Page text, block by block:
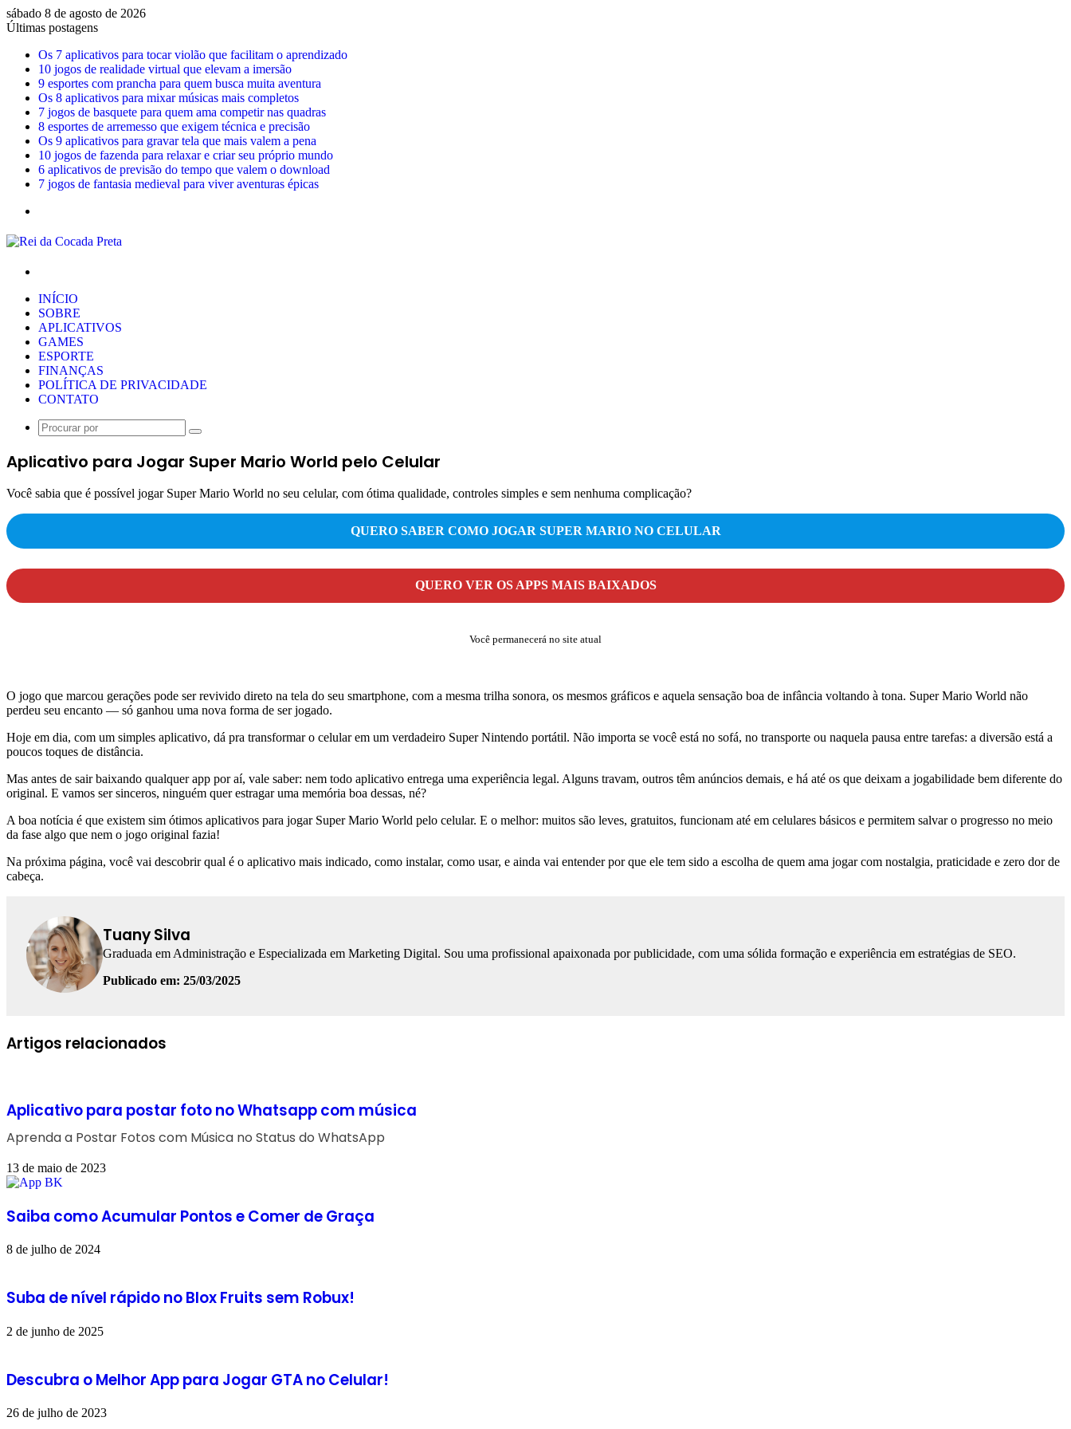
sábado 8 de agosto de 2026
Últimas postagens
Os 7 aplicativos para tocar violão que facilitam o aprendizado
10 jogos de realidade virtual que elevam a imersão
9 esportes com prancha para quem busca muita aventura
Os 8 aplicativos para mixar músicas mais completos
7 jogos de basquete para quem ama competir nas quadras
8 esportes de arremesso que exigem técnica e precisão
Os 9 aplicativos para gravar tela que mais valem a pena
10 jogos de fazenda para relaxar e criar seu próprio mundo
6 aplicativos de previsão do tempo que valem o download
7 jogos de fantasia medieval para viver aventuras épicas
INÍCIO
SOBRE
APLICATIVOS
GAMES
ESPORTE
FINANÇAS
POLÍTICA DE PRIVACIDADE
CONTATO
Procurar
Aplicativo para Jogar Super Mario World pelo Celular
Você sabia que é possível jogar Super Mario World no seu celular, com ótima qualidade, controles simples e sem nenhuma complicação?
QUERO SABER COMO JOGAR SUPER MARIO NO CELULAR
QUERO VER OS APPS MAIS BAIXADOS
Você permanecerá no site atual
O jogo que marcou gerações pode ser revivido direto na tela do seu smartphone, com a mesma trilha sonora, os mesmos gráficos e aquela sensação boa de infância voltando à tona. Super Mario World não
perdeu seu encanto — só ganhou uma nova forma de ser jogado.
Hoje em dia, com um simples aplicativo, dá pra transformar o celular em um verdadeiro Super Nintendo portátil. Não importa se você está no sofá, no transporte ou naquela pausa entre tarefas: a diversão está a
poucos toques de distância.
Mas antes de sair baixando qualquer app por aí, vale saber: nem todo aplicativo entrega uma experiência legal. Alguns travam, outros têm anúncios demais, e há até os que deixam a jogabilidade bem diferente do
original. E vamos ser sinceros, ninguém quer estragar uma memória boa dessas, né?
A boa notícia é que existem sim ótimos aplicativos para jogar Super Mario World pelo celular. E o melhor: muitos são leves, gratuitos, funcionam até em celulares básicos e permitem salvar o progresso no meio
da fase algo que nem o jogo original fazia!
Na próxima página, você vai descobrir qual é o aplicativo mais indicado, como instalar, como usar, e ainda vai entender por que ele tem sido a escolha de quem ama jogar com nostalgia, praticidade e zero dor de
cabeça.
Tuany Silva
Graduada em Administração e Especializada em Marketing Digital. Sou uma profissional apaixonada por publicidade, com uma sólida formação e experiência em estratégias de SEO.
Publicado em: 25/03/2025
Facebook
Linkedin
WhatsApp
Telegram
Artigos relacionados
Aplicativo para postar foto no Whatsapp com música
Aprenda a Postar Fotos com Música no Status do WhatsApp
13 de maio de 2023
Saiba como Acumular Pontos e Comer de Graça
8 de julho de 2024
Suba de nível rápido no Blox Fruits sem Robux!
2 de junho de 2025
Descubra o Melhor App para Jogar GTA no Celular!
26 de julho de 2023